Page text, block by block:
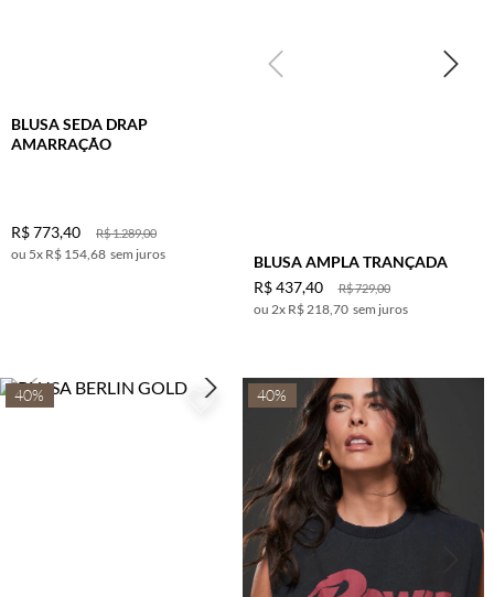
BLUSA SEDA DRAP
AMARRAÇÃO
R$1.289,00
R$773,40
5x R$ 154,68 sem juros BLUSA AMPLA TRANÇADA
R$729,00
R$ 437,40
2x R$ 218,70 sem juros
40% 40%